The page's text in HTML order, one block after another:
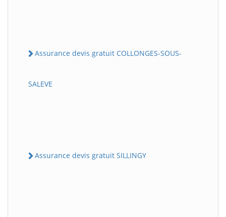
Assurance devis gratuit COLLONGES-SOUS-
SALEVE
Assurance devis gratuit SILLINGY